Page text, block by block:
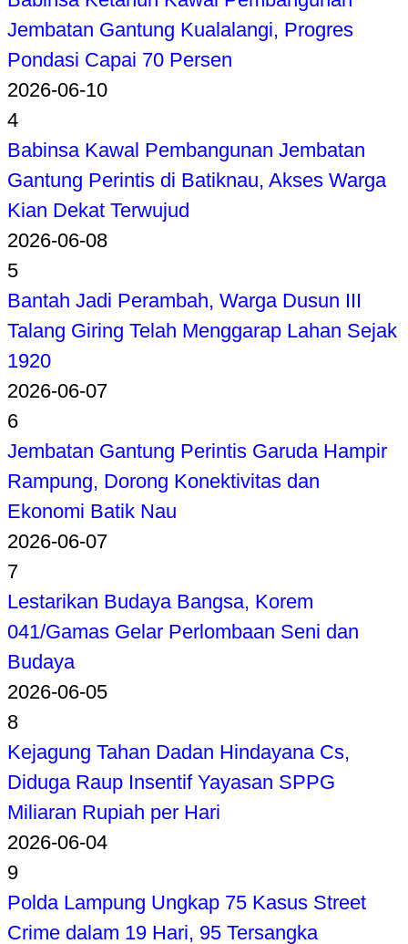
Jembatan Gantung Kualalangi, Progres
Pondasi Capai 70 Persen
2026-06-10
4
Babinsa Kawal Pembangunan Jembatan
Gantung Perintis di Batiknau, Akses Warga
Kian Dekat Terwujud
2026-06-08
5
Bantah Jadi Perambah, Warga Dusun III
Talang Giring Telah Menggarap Lahan Sejak
1920
2026-06-07
6
Jembatan Gantung Perintis Garuda Hampir
Rampung, Dorong Konektivitas dan
Ekonomi Batik Nau
2026-06-07
7
Lestarikan Budaya Bangsa, Korem
041/Gamas Gelar Perlombaan Seni dan
Budaya
2026-06-05
8
Kejagung Tahan Dadan Hindayana Cs,
Diduga Raup Insentif Yayasan SPPG
Miliaran Rupiah per Hari
2026-06-04
9
Polda Lampung Ungkap 75 Kasus Street
Crime dalam 19 Hari, 95 Tersangka